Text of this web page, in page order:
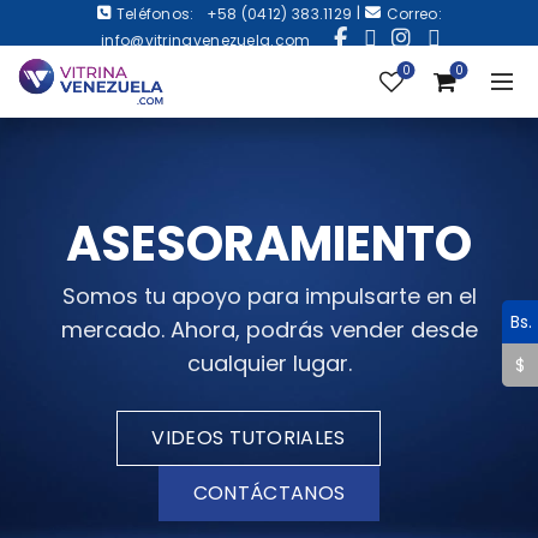
Teléfonos: +58 (0412) 383.1129 |
Correo:
info@vitrinavenezuela.com
0 0
ASESORAMIENTO
Somos tu apoyo para impulsarte en el
mercado. Ahora, podrás vender desde
cualquier lugar.
VIDEOS TUTORIALES
CONTÁCTANOS
Bs.
$